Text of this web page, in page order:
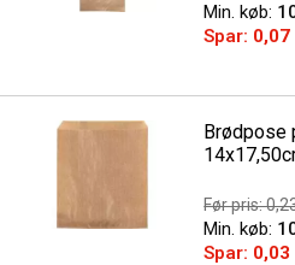
Min. køb:
Spar: 0,07
Brødpose
Før pris:
Min. køb:
Spar: 0,03